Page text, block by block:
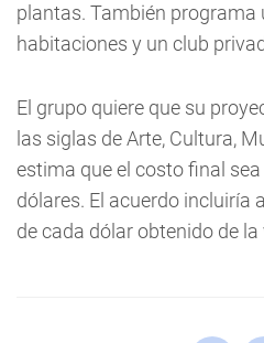
plantas. También programa
habitaciones y un club
El grupo quiere que su
las siglas de Arte, Cultura,
estima que el costo final
dólares. El acuerdo incluiría
de cada dólar obtenido de